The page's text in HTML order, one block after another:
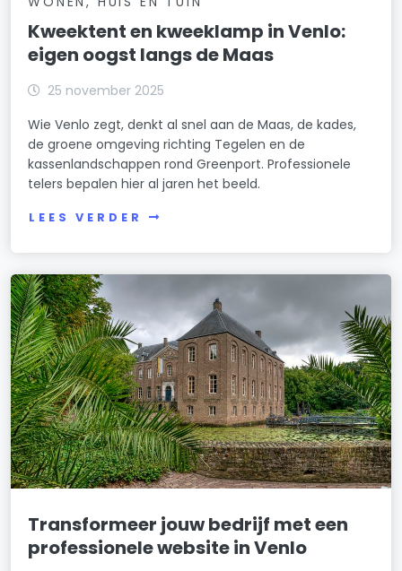
Kweektent en kweeklamp in Venlo:
eigen oogst langs de Maas
25 november 2025
Wie Venlo zegt, denkt al snel aan de Maas, de kades,
de groene omgeving richting Tegelen en de
kassenlandschappen rond Greenport. Professionele
telers bepalen hier al jaren het beeld.
LEES VERDER
Transformeer jouw bedrijf met een
professionele website in Venlo